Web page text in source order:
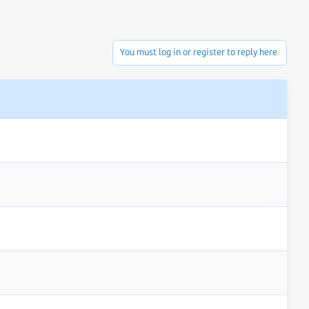
You must log in or register to reply here.